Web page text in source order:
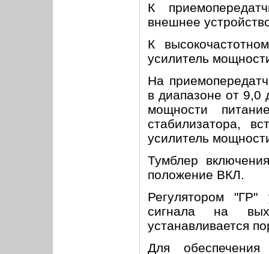
К
внешнее
К
усилитель
На
в диапазоне от 9,0
мощности
стабилизатора,
усилитель
Тумблер
положение ВКЛ.
Регулятором "ГР"
сигнала на
устанавливается
Для обеспечения